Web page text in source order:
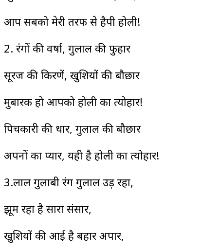
आप सबको मेरी तरफ से हैपी होली!
2. रंगों की वर्षा, गुलाल की फुहार
सूरज की किरणें, खुशियों की बौछार
मुबारक हो आपको होली का त्योहार!
पिचकारी की धार, गुलाल की बौछार
अपनों का प्यार, यही है होली का त्योहार!
3.लाल गुलाबी रंग गुलाल उड़ रहा,
झूम रहा है सारा संसार,
खुशियों की आई है बहार अपार,